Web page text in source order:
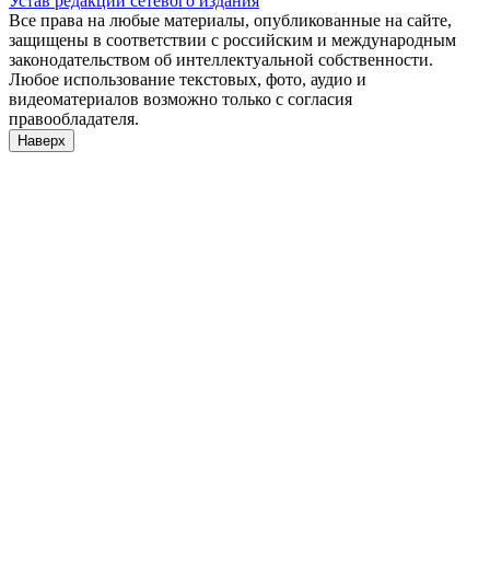
Все права на любые материалы, опубликованные на сайте,
защищены в соответствии с российским и международным
законодательством об интеллектуальной собственности.
Любое использование текстовых, фото, аудио и
видеоматериалов возможно только с согласия
правообладателя.
Наверх